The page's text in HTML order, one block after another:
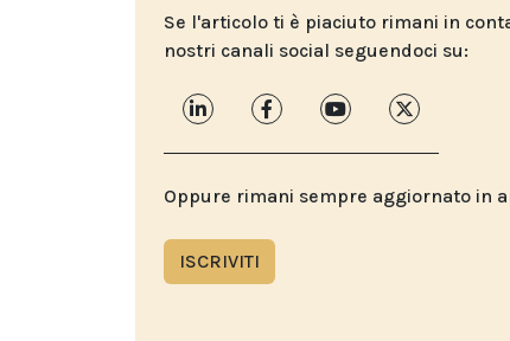
Se l'articolo ti è piaciuto rimani in
nostri canali social seguendoci su:
Oppure rimani sempre aggiornato in
ISCRIVITI